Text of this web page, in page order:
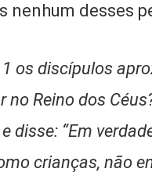
nenhum desses
os discípulos
no Reino dos
disse: “Em
crianças, não